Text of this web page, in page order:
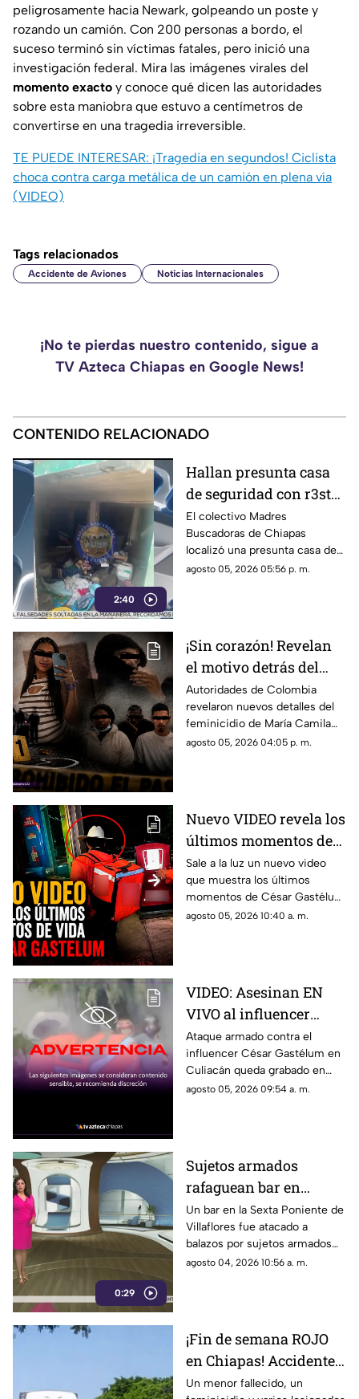
peligrosamente hacia Newark, golpeando un poste y
rozando un camión. Con 200 personas a bordo, el
suceso terminó sin víctimas fatales, pero inició una
investigación federal. Mira las imágenes virales del
momento exacto y conoce qué dicen las autoridades
sobre esta maniobra que estuvo a centímetros de
convertirse en una tragedia irreversible.
TE PUEDE INTERESAR: ¡Tragedia en segundos! Ciclista
choca contra carga metálica de un camión en plena vía
(VIDEO)
Tags relacionados
Accidente de Aviones Noticias Internacionales
¡No te pierdas nuestro contenido, sigue a
TV Azteca Chiapas en Google News!
CONTENIDO RELACIONADO
2:40
Hallan presunta casa
de seguridad con r3st0s
humanos en Chiapa de
Corzo
El colectivo Madres
Buscadoras de Chiapas
localizó una presunta casa de
seguridad en Nicolás Bravo,
agosto 05, 2026 05:56 p. m.
¡Sin corazón! Revelan
el motivo detrás del
as3s1nat0 de una
embarazada y como le
sacaron a su bebé: Caso
María Camila
Autoridades de Colombia
revelaron nuevos detalles del
feminicidio de María Camila
Potosí y explicaron el presunto
agosto 05, 2026 04:05 p. m.
Nuevo VIDEO revela los
últimos momentos de
vida de César Gastélum
antes de su asesinato:
'Esos chavalos me dan
miedo'
Sale a la luz un nuevo video
que muestra los últimos
momentos de César Gastélum
antes de ser asesinado en
agosto 05, 2026 10:40 a. m.
VIDEO: Asesinan EN
VIVO al influencer
César Gastélum; esto se
sabe del ataque
Ataque armado contra el
influencer César Gastélum en
Culiacán queda grabado en
video durante transmisión en
agosto 05, 2026 09:54 a. m.
0:29
Sujetos armados
rafaguean bar en
Villaflores, Chiapas;
esto ocurrió
Un bar en la Sexta Poniente de
Villaflores fue atacado a
balazos por sujetos armados
durante la madrugada del
agosto 04, 2026 10:56 a. m.
¡Fin de semana ROJO
en Chiapas! Accidentes
y violencia dejan saldo
Un menor fallecido, un